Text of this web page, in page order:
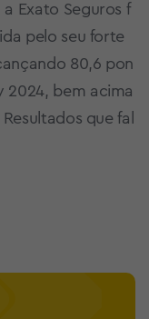
Exato Seguros f
pelo seu forte
80,6 pon
2024, bem acima
que fal